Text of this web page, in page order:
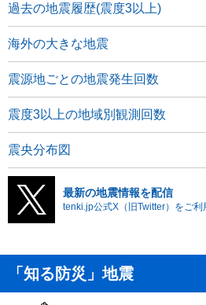
過去の地震履歴(震度3以上)
海外の大きな地震
震源地ごとの地震発生回数
震度3以上の地域別観測回数
震央分布図
最新の地震情報を配信
tenki.jp公式X（旧Twitter）をご利
「知る防災」地震